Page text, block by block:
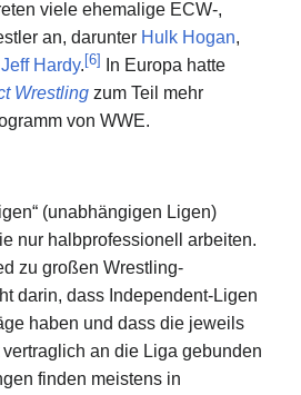
viele ehemalige ECW-,
an, darunter Hulk Hogan,
Jeff Hardy. [6]
In Europa hatte
Wrestling zum Teil mehr
von WWE.
(unabhängigen Ligen)
nur halbprofessionell arbeiten.
zu großen Wrestling-
darin, dass Independent-Ligen
haben und dass die jeweils
an die Liga gebunden
finden meistens in